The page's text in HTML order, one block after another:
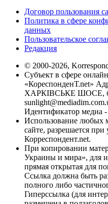
Договор пользования
Политика в сфере
данных
Пользовательское
Редакция
© 2000-2026,
Субъект в сфере
«КореспонденТ.net»
ХАРКІВСЬКЕ ШОСЕ,
Идентификатор медиа
Использование любых
сайте, разрешается
Корреспондент.net.
При копировании
Украины и мира», для
прямая открытая для
Ссылка должна быть
полного либо
Гиперссылка (для